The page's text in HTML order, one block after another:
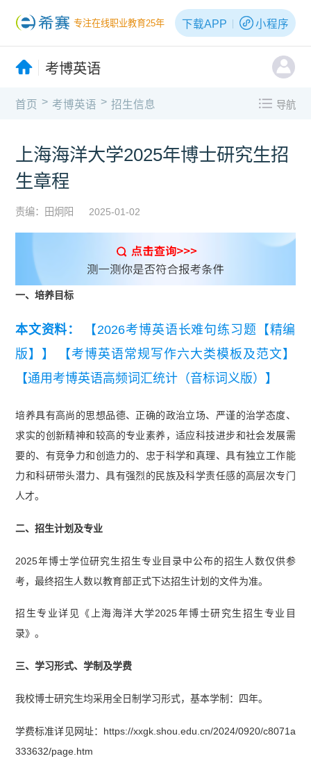
专注在线职业教育25年 下载APP 小程序
考博英语
首页 > 考博英语 > 招生信息 导航
上海海洋大学2025年博士研究生招
生章程
责编：田炯阳 2025-01-02
一、培养目标
本文资料：
【2026考博英语长难句练习题【精编
版】】
【考博英语常规写作六大类模板及范文】
【通用考博英语高频词汇统计（音标词义版）】
培养具有高尚的思想品德、正确的政治立场、严谨的治学态度、
求实的创新精神和较高的专业素养，适应科技进步和社会发展需
要的、有竞争力和创造力的、忠于科学和真理、具有独立工作能
力和科研带头潜力、具有强烈的民族及科学责任感的高层次专门
人才。
二、招生计划及专业
2025年博士学位研究生招生专业目录中公布的招生人数仅供参
考，最终招生人数以教育部正式下达招生计划的文件为准。
招生专业详见《上海海洋大学2025年博士研究生招生专业目
录》。
三、学习形式、学制及学费
我校博士研究生均采用全日制学习形式，基本学制：四年。
学费标准详见网址：https://xxgk.shou.edu.cn/2024/0920/c8071a
333632/page.htm